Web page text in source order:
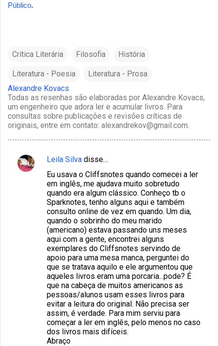
Público.
Crítica Literária Filosofia História
Literatura - Poesia
Literatura - Prosa
Alexandre Kovacs
Todas as resenhas são elaboradas por Alexandre Kovacs,
um engenheiro que adora ler e acumular livros. Para
consultas sobre publicações e revisões críticas de
originais, entre em contato: alexandrekov@gmail.com.
C
Leila Silva disse…
Eu usava o Cliffsnotes quando comecei a ler
em inglês, me ajudava muito sobretudo
quando era algum clássico. Conheço tb o
Sparknotes, tenho alguns aqui e também
consulto online de vez em quando. Um dia,
quando o sobrinho do meu marido
(americano) estava passando uns meses
aqui com a gente, encontrei alguns
exemplares do Cliffsnotes servindo de
apoio para uma mesa manca, perguntei do
que se tratava aquilo e ele argumentou que
aqueles livros eram uma porcaria...pode? É
que na cabeça de muitos americanos as
pessoas/alunos usam esses livros para
evitar a leitura do original. Não precisa ser
assim, é verdade. Para mim serviu para
começar a ler em inglês, pelo menos no caso
dos livros mais difíceis.
Abraço